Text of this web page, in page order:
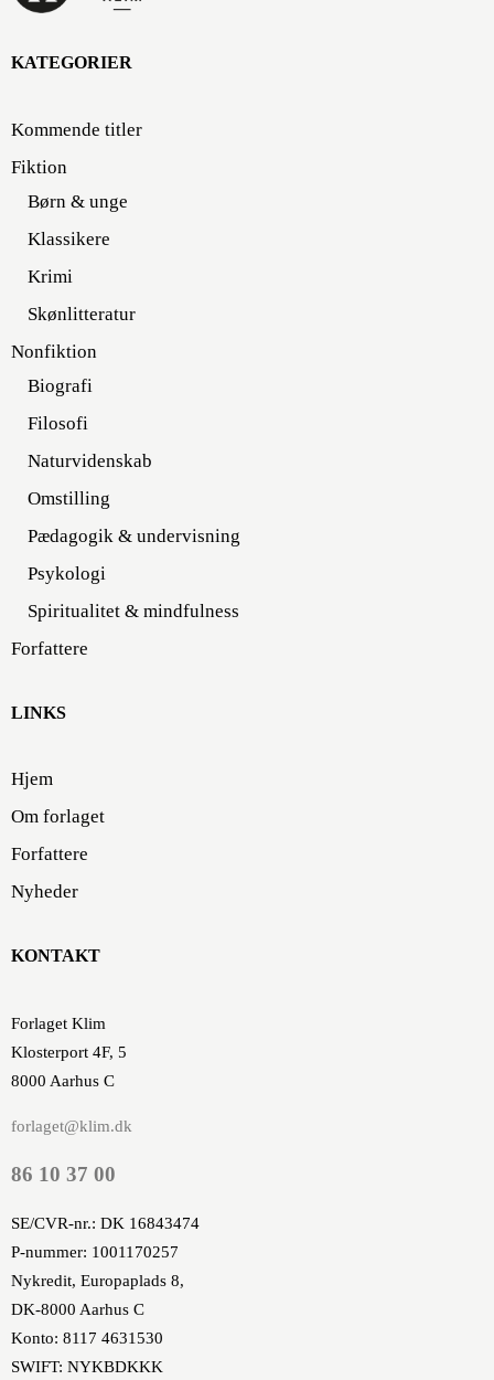
KATEGORIER
Kommende titler
Fiktion
Børn & unge
Klassikere
Krimi
Skønlitteratur
Nonfiktion
Biografi
Filosofi
Naturvidenskab
Omstilling
Pædagogik & undervisning
Psykologi
Spiritualitet & mindfulness
Forfattere
LINKS
Hjem
Om forlaget
Forfattere
Nyheder
KONTAKT
Forlaget Klim
Klosterport 4F, 5
8000 Aarhus C
forlaget@klim.dk
86 10 37 00
SE/CVR-nr.: DK 16843474
P-nummer: 1001170257
Nykredit, Europaplads 8,
DK-8000 Aarhus C
Konto: 8117 4631530
SWIFT: NYKBDKKK